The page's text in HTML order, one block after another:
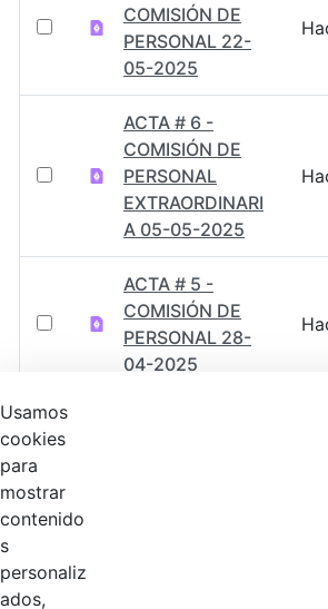
COMISIÓN DE
PERSONAL 22-
05-2025
ACTA # 6 -
COMISIÓN DE
PERSONAL
EXTRAORDINARI
A 05-05-2025
ACTA # 5 -
COMISIÓN DE
PERSONAL 28-
04-2025
Usamos
cookies
para
mostrar
contenido
s
personaliz
ados,